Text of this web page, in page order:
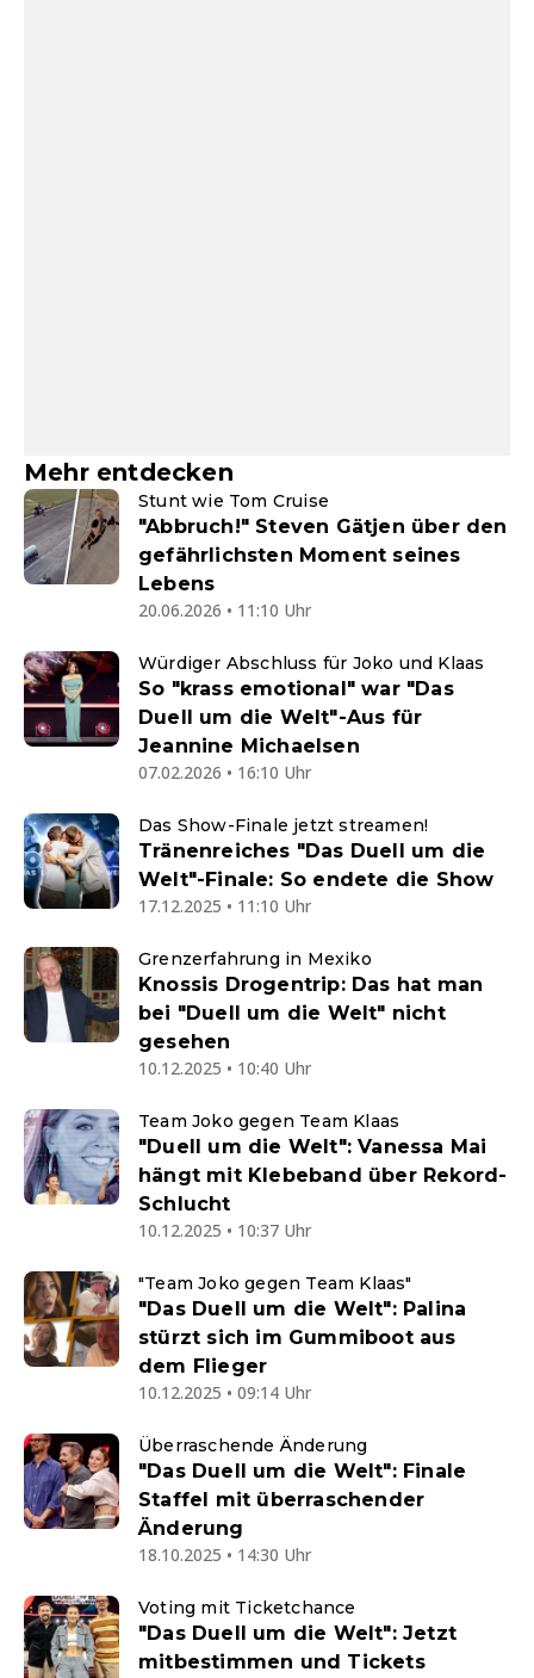
Mehr entdecken
Stunt wie Tom Cruise
"Abbruch!" Steven Gätjen über den
gefährlichsten Moment seines
Lebens
20.06.2026 • 11:10 Uhr
Würdiger Abschluss für Joko und Klaas
So "krass emotional" war "Das
Duell um die Welt"-Aus für
Jeannine Michaelsen
07.02.2026 • 16:10 Uhr
Das Show-Finale jetzt streamen!
Tränenreiches "Das Duell um die
Welt"-Finale: So endete die Show
17.12.2025 • 11:10 Uhr
Grenzerfahrung in Mexiko
Knossis Drogentrip: Das hat man
bei "Duell um die Welt" nicht
gesehen
10.12.2025 • 10:40 Uhr
Team Joko gegen Team Klaas
"Duell um die Welt": Vanessa Mai
hängt mit Klebeband über Rekord-
Schlucht
10.12.2025 • 10:37 Uhr
"Team Joko gegen Team Klaas"
"Das Duell um die Welt": Palina
stürzt sich im Gummiboot aus
dem Flieger
10.12.2025 • 09:14 Uhr
Überraschende Änderung
"Das Duell um die Welt": Finale
Staffel mit überraschender
Änderung
18.10.2025 • 14:30 Uhr
Voting mit Ticketchance
"Das Duell um die Welt": Jetzt
mitbestimmen und Tickets